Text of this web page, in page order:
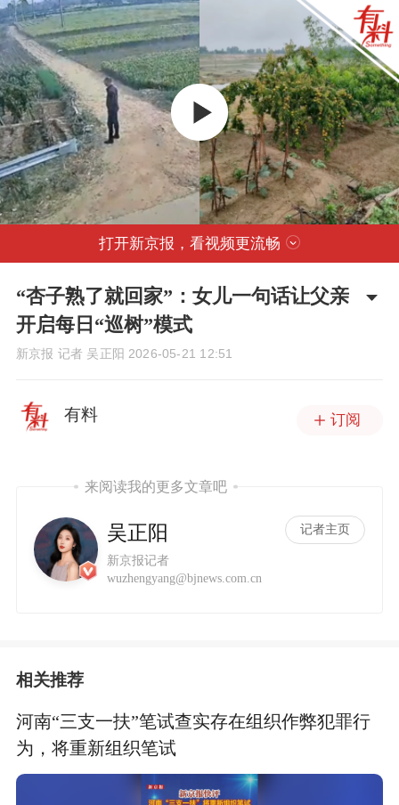
打开新京报，看视频更流畅
“杏子熟了就回家”：女儿一句话让父亲
开启每日“巡树”模式
新京报 记者 吴正阳 2026-05-21 12:51
有料 订阅
来阅读我的更多文章吧
吴正阳
新京报记者
记者主页
wuzhengyang@bjnews.com.cn
相关推荐
河南“三支一扶”笔试查实存在组织作弊犯罪行
为，将重新组织笔试